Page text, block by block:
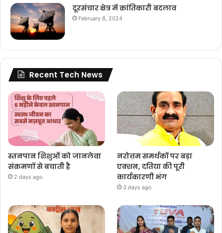
दूरसंचार क्षेत्र में क्रांतिकारी बदलाव
February 8, 2024
Recent Tech News
स्तनपान शिशुओं को जानलेवा
संक्रमणों से बचाती है
2 days ago
नरोत्तम समर्थकों पर बड़ा
एक्शन, दतिया की पूरी
कार्यकारणी भंग
3 days ago